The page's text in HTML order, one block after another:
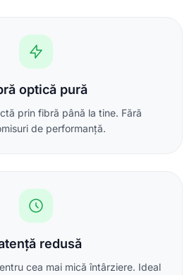
optică pură
prin fibră până la tine. Fără
de performanță.
redusă
cea mai mică întârziere. Ideal